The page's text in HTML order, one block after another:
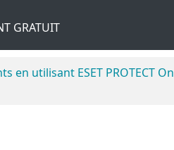
GRATUIT
en utilisant ESET PROTECT